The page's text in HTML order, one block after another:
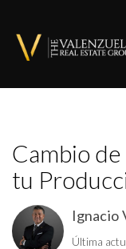
Cambio
tu
Ignacio
Última